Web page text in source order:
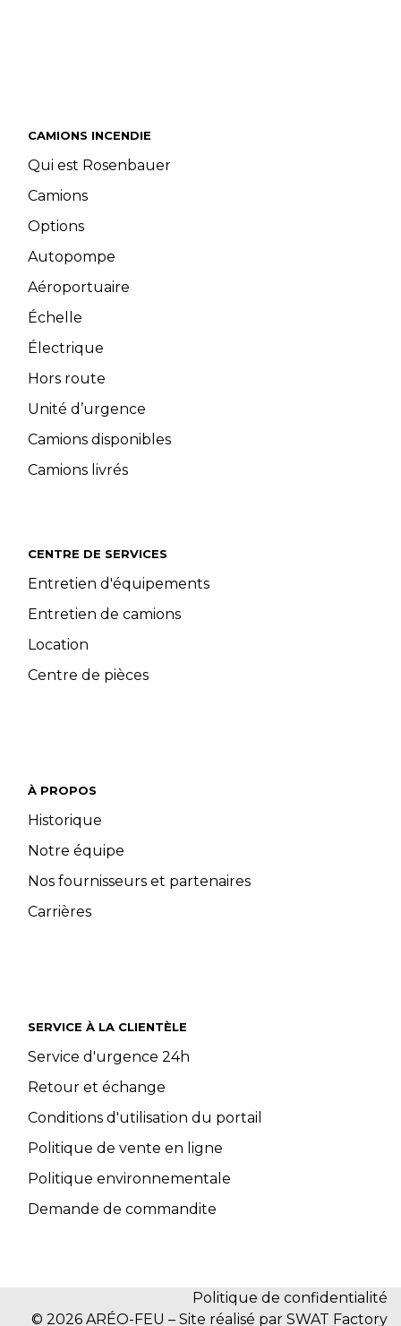
CAMIONS INCENDIE
Qui est Rosenbauer
Camions
Options
Autopompe
Aéroportuaire
Échelle
Électrique
Hors route
Unité d’urgence
Camions disponibles
Camions livrés
CENTRE DE SERVICES
Entretien d'équipements
Entretien de camions
Location
Centre de pièces
À PROPOS
Historique
Notre équipe
Nos fournisseurs et partenaires
Carrières
SERVICE À LA CLIENTÈLE
Service d'urgence 24h
Retour et échange
Conditions d'utilisation du portail
Politique de vente en ligne
Politique environnementale
Demande de commandite
Politique de confidentialité
© 2026 ARÉO-FEU – Site réalisé par SWAT Factory